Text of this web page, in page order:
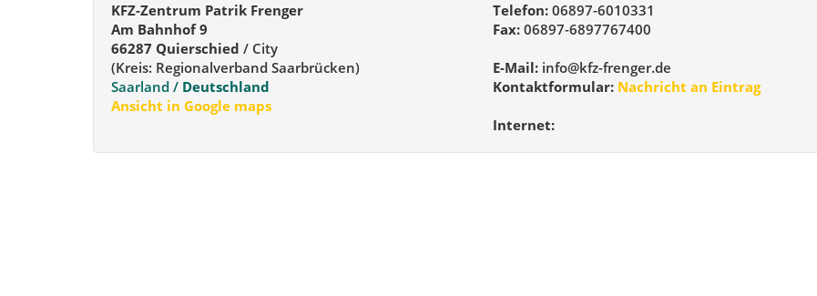
KFZ-Zentrum Patrik Frenger
Am Bahnhof 9
66287 Quierschied / City
(Kreis: Regionalverband Saarbrücken)
Saarland / Deutschland
Ansicht in Google maps
Telefon:06897-6010331
Fax:06897-6897767400
E-Mail:info@kfz-frenger.de
Kontaktformular:Nachricht an Eintrag
Internet: